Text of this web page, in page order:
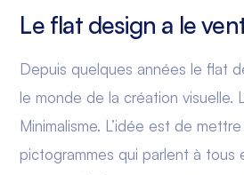
Le flat design a le
Depuis quelques années le flat
le monde de la création visuelle.
Minimalisme. L’idée est de
pictogrammes qui parlent à tous